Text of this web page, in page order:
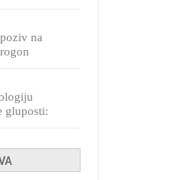
na
gluposti: